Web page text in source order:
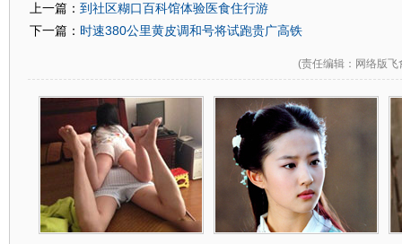
上一篇： 到社区糊口百科馆体验医食住行游
下一篇： 时速380公里黄皮调和号将试跑贵广高铁
(责任编辑 ：网络版